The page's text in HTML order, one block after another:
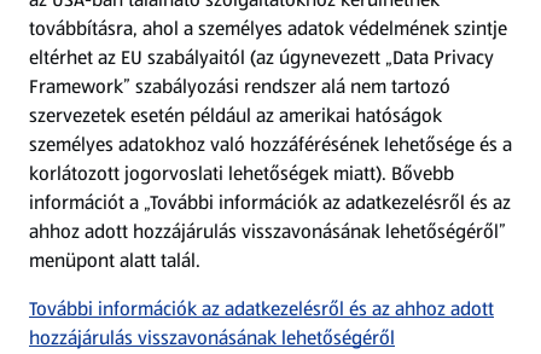
Adattörlő alkalmazás
Szervizpont
(új oldalon nyílik meg)
Fedezz fel minket az interneten!
Töltsd le az ALDI Magyarország applikációt!
továbbításra, ahol a személyes adatok védelmének szintje
eltérhet az EU szabályaitól (az úgynevezett „Data Privacy
Framework” szabályozási rendszer alá nem tartozó
szervezetek esetén például az amerikai hatóságok
személyes adatokhoz való hozzáférésének lehetősége és a
korlátozott jogorvoslati lehetőségek miatt). Bővebb
információt a „További információk az adatkezelésről és az
ahhoz adott hozzájárulás visszavonásának lehetőségéről”
menüpont alatt talál.
További információk az adatkezelésről és az ahhoz adott
hozzájárulás visszavonásának lehetőségéről